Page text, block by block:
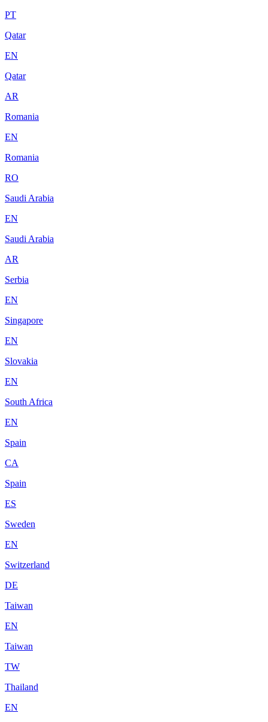
PT
Qatar
EN
Qatar
AR
Romania
EN
Romania
RO
Saudi Arabia
EN
Saudi Arabia
AR
Serbia
EN
Singapore
EN
Slovakia
EN
South Africa
EN
Spain
CA
Spain
ES
Sweden
EN
Switzerland
DE
Taiwan
EN
Taiwan
TW
Thailand
EN